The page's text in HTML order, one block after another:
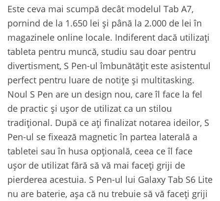
Este ceva mai scumpă decât modelul Tab A7,
pornind de la 1.650 lei și până la 2.000 de lei în
magazinele online locale. Indiferent dacă utilizați
tableta pentru muncă, studiu sau doar pentru
divertisment, S Pen-ul îmbunătățit este asistentul
perfect pentru luare de notițe și multitasking.
Noul S Pen are un design nou, care îl face la fel
de practic și ușor de utilizat ca un stilou
tradițional. După ce ați finalizat notarea ideilor, S
Pen-ul se fixează magnetic în partea laterală a
tabletei sau în husa opțională, ceea ce îl face
ușor de utilizat fără să vă mai faceți griji de
pierderea acestuia. S Pen-ul lui Galaxy Tab S6 Lite
nu are baterie, așa că nu trebuie să vă faceți griji